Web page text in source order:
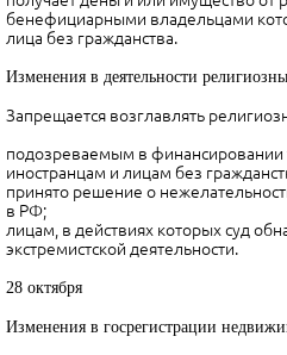
бенефициарными владельцами
лица без гражданства.
Изменения в деятельности
Запрещается возглавлять
подозреваемым в финансировании
иностранцам и лицам без
принято решение о
в РФ;
лицам, в действиях которых суд
экстремистской деятельности.
28 октября
Изменения в госрегистрации